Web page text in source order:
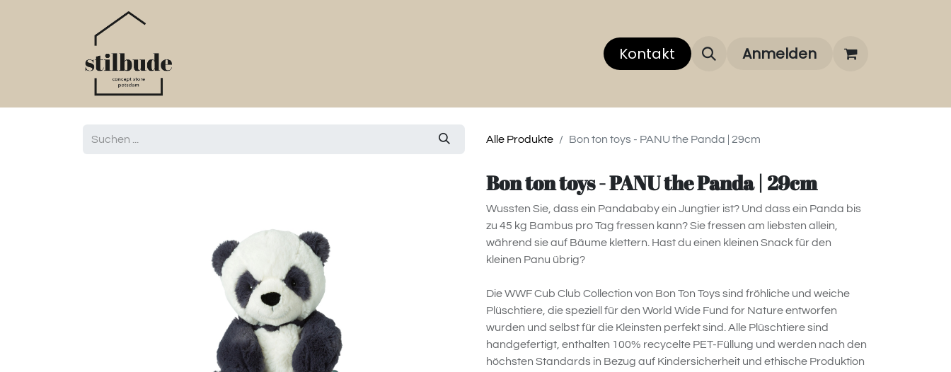
Über uns Über unsere Marken FAQ
Kontakt Anmelden
Alle Produkte Bon ton toys - PANU the Panda | 29cm
Bon ton toys - PANU the Panda | 29cm
Wussten Sie, dass ein Pandababy ein Jungtier ist? Und dass ein Panda bis
zu 45 kg Bambus pro Tag fressen kann? Sie fressen am liebsten allein,
während sie auf Bäume klettern. Hast du einen kleinen Snack für den
kleinen Panu übrig?
Die WWF Cub Club Collection von Bon Ton Toys sind fröhliche und weiche
Plüschtiere, die speziell für den World Wide Fund for Nature entworfen
wurden und selbst für die Kleinsten perfekt sind. Alle Plüschtiere sind
handgefertigt, enthalten 100% recycelte PET-Füllung und werden nach den
höchsten Standards in Bezug auf Kindersicherheit und ethische Produktion